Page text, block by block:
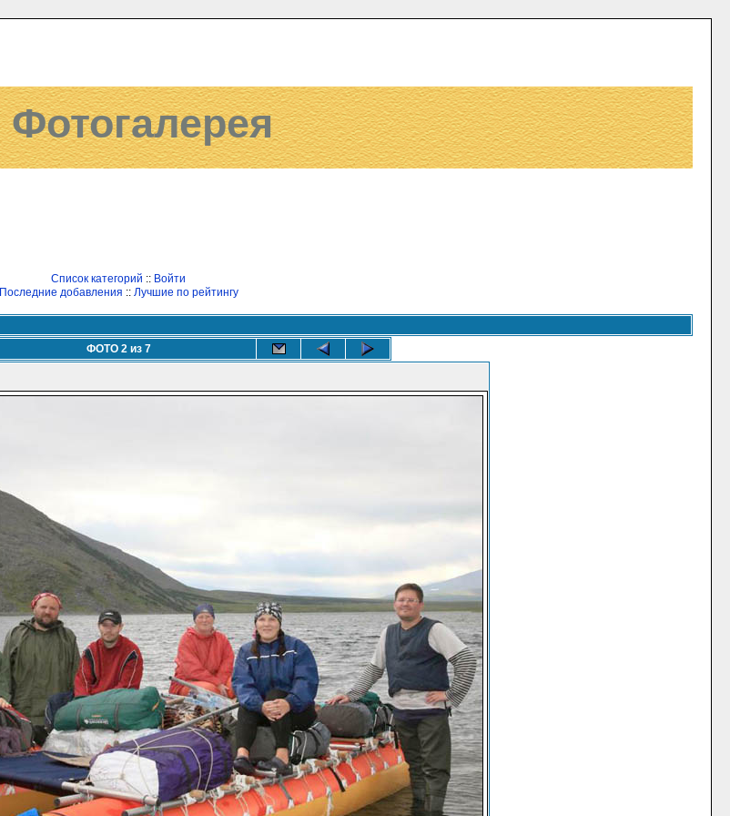
Фотогалерея
Список категорий :: Войти
Последние добавления :: Лучшие по рейтингу
ФОТО 2 из 7